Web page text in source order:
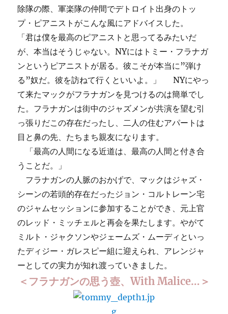
除隊の際、軍楽隊の仲間でデトロイト出身のトッ
プ・ピアニストがこんな風にアドバイスした。
「君は僕を最高のピアニストと思ってるみたいだ
が、本当はそうじゃない。NYにはトミー・フラナガ
ンというピアニストが居る。彼こそが本当に”弾け
る”奴だ。彼を訪ねて行くといいよ。」 NYにやっ
て来たマックがフラナガンを見つけるのは簡単でし
た。フラナガンは街中のジャズメンが共演を望む引
っ張りだこの存在だったし、二人の住むアパートは
目と鼻の先、たちまち親友になります。
「最高の人間になる近道は、最高の人間と付き合
うことだ。」
フラナガンの人脈のおかげで、マックはジャズ・
シーンの若頭的存在だったジョン・コルトレーン宅
のジャムセッションに参加することができ、元上官
のレッド・ミッチェルと再会を果たします。やがて
ミルト・ジャクソンやジェームズ・ムーディといっ
たディジー・ガレスピー組に迎えられ、アレンジャ
ーとしての実力が知れ渡っていきました。
＜フラナガンの思う壺、With Malice…＞